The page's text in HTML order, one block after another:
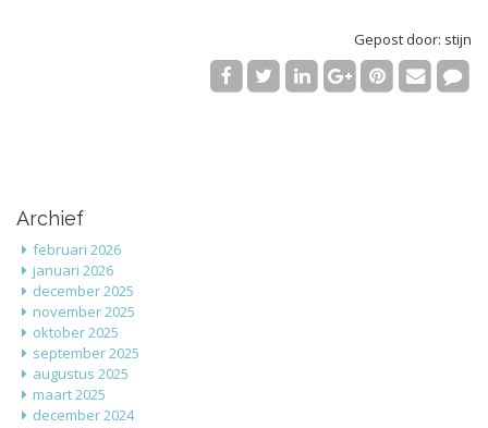
Gepost door: stijn
Archief
februari 2026
januari 2026
december 2025
november 2025
oktober 2025
september 2025
augustus 2025
maart 2025
december 2024